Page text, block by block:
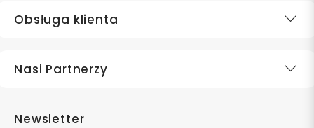
Obsługa klienta
Nasi Partnerzy
Newsletter